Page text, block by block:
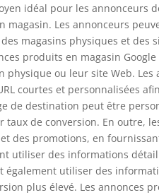
idéal pour les annonceurs
Les annonceurs
magasins physiques et des
produits en magasin
ou leur site Web.
courtes et personnalisées
de destination peut être
de conversion. En outre,
des promotions, en
utiliser des informations
également utiliser des
plus élevé. Les annonces